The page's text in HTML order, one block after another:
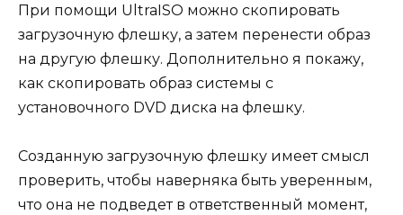
При помощи UltraISO можно скопировать
загрузочную флешку, а затем перенести образ
на другую флешку. Дополнительно я покажу,
как скопировать образ системы с
установочного DVD диска на флешку.
Созданную загрузочную флешку имеет смысл
проверить, чтобы наверняка быть уверенным,
что она не подведет в ответственный момент,